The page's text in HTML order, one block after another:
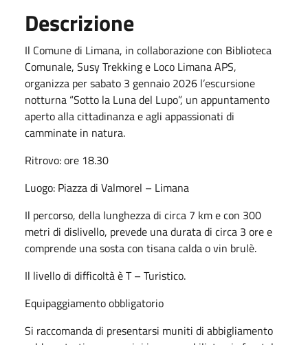
Descrizione
Il Comune di Limana, in collaborazione con Biblioteca
Comunale, Susy Trekking e Loco Limana APS,
organizza per sabato 3 gennaio 2026 l’escursione
notturna “Sotto la Luna del Lupo”, un appuntamento
aperto alla cittadinanza e agli appassionati di
camminate in natura.
Ritrovo: ore 18.30
Luogo: Piazza di Valmorel – Limana
Il percorso, della lunghezza di circa 7 km e con 300
metri di dislivello, prevede una durata di circa 3 ore e
comprende una sosta con tisana calda o vin brulè.
Il livello di difficoltà è T – Turistico.
Equipaggiamento obbligatorio
Si raccomanda di presentarsi muniti di abbigliamento